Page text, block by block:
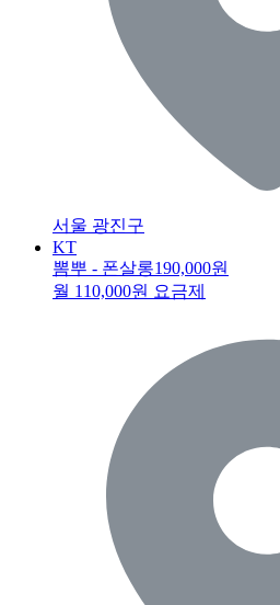
서울 광진구
KT
뽐뿌 - 폰살롱190,000원
월 110,000원 요금제